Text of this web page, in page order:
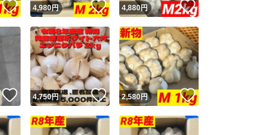
いいね！
4,980円 いいね！
4,880円 いいね！
いいね！
4,750円 いいね！
2,580円 いいね！